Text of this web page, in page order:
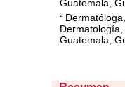
Guatemala,
2
Dermatología,
Guatemala,